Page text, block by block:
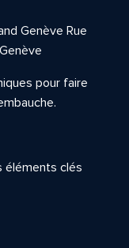
Genève Rue
pour faire
éléments clés